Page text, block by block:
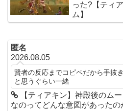
った?【ティ
ム】
匿名
2026.08.05
賢者の反応までコピペだから手抜
と思うぐらい一緒
【ティアキン】神殿後のム
なのってどんな意図があったの